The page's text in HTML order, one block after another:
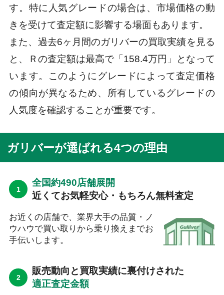
す。特に人気グレードの場合は、市場価格の動
きを受けて査定額に影響する場面もあります。
また、過去6ヶ月間のガリバーの買取実績を見る
と、Ｒの査定額は最高で「158.4万円」となって
います。このようにグレードによって査定価格
の傾向が異なるため、所有しているグレードの
人気度を確認することが重要です。
ガリバーが選ばれる4つの理由
全国約490店舗展開
近くてお気軽安心・もちろん無料査定
お近くの店舗で、業界大手の品質・ノ
ウハウで買い取りから乗り換えまでお
手伝いします。
販売動向と買取実績に裏付けされた
適正査定金額